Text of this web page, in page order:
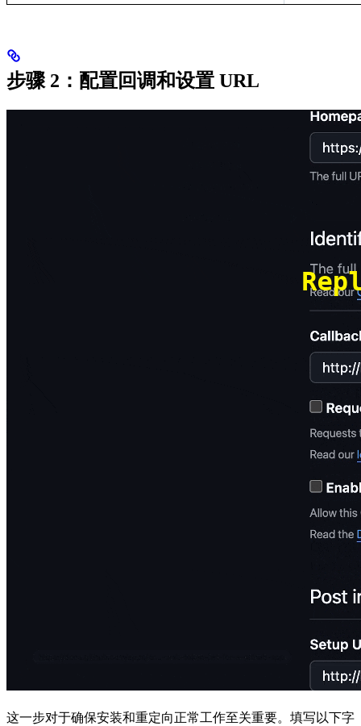
步骤 2：配置回调和设置 URL
这一步对于确保安装和重定向正常工作至关重要。填写以下字